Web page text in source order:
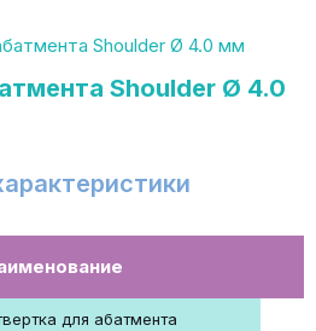
Shoulder Ø 4.0
для абатмента